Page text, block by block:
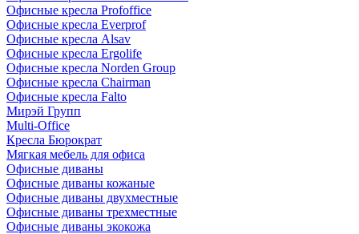
Офисные кресла Profoffice
Офисные кресла Everprof
Офисные кресла Alsav
Офисные кресла Ergolife
Офисные кресла Norden Group
Офисные кресла Chairman
Офисные кресла Falto
Мирэй Групп
Multi-Office
Кресла Бюрократ
Мягкая мебель для офиса
Офисные диваны
Офисные диваны кожаные
Офисные диваны двухместные
Офисные диваны трехместные
Офисные диваны экокожа